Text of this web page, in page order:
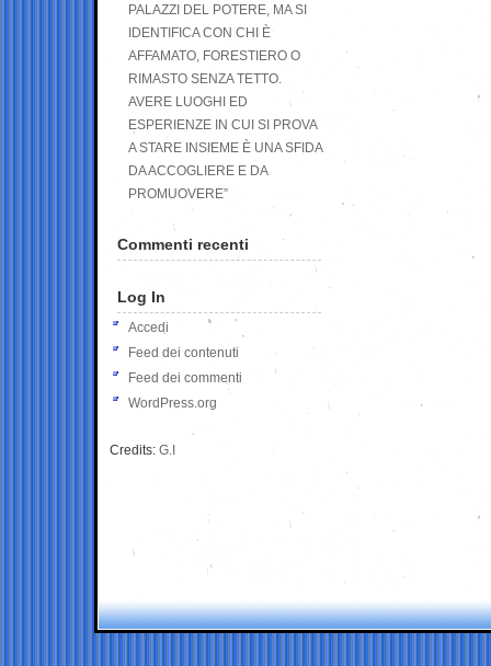
PALAZZI DEL POTERE, MA SI
IDENTIFICA CON CHI È
AFFAMATO, FORESTIERO O
RIMASTO SENZA TETTO.
AVERE LUOGHI ED
ESPERIENZE IN CUI SI PROVA
A STARE INSIEME È UNA SFIDA
DA ACCOGLIERE E DA
PROMUOVERE”
Commenti recenti
Log In
Accedi
Feed dei contenuti
Feed dei commenti
WordPress.org
Credits: G.I